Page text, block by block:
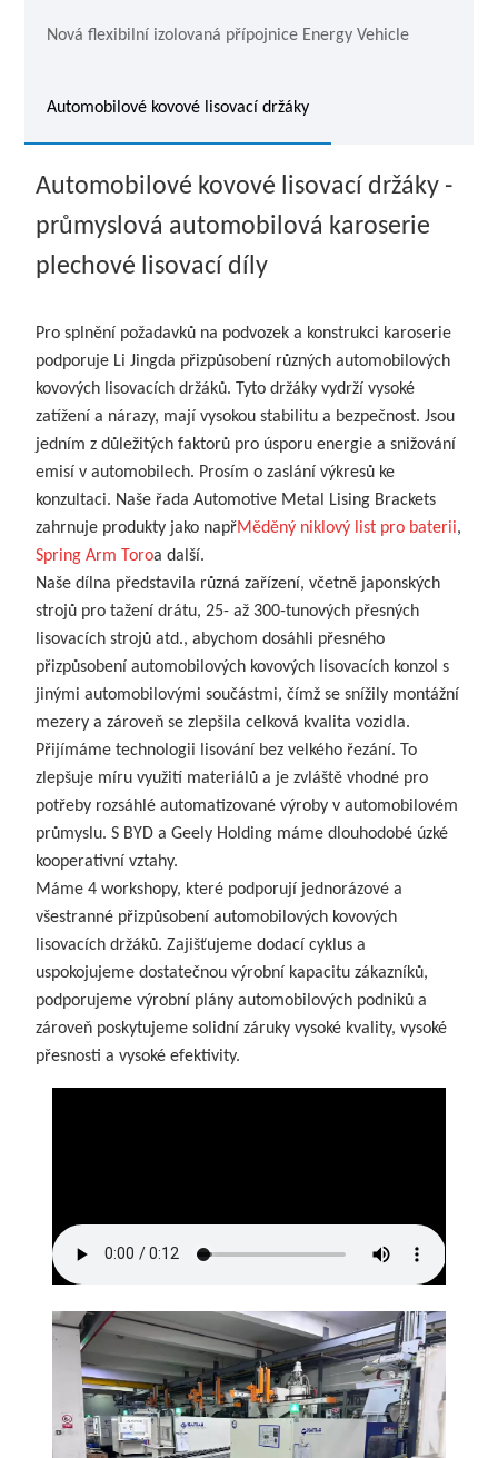
Nová flexibilní izolovaná přípojnice Energy Vehicle
Automobilové kovové lisovací držáky
Automobilové kovové lisovací držáky -
průmyslová automobilová karoserie
plechové lisovací díly
Pro splnění požadavků na podvozek a konstrukci karoserie
podporuje Li Jingda přizpůsobení různých automobilových
kovových lisovacích držáků. Tyto držáky vydrží vysoké
zatížení a nárazy, mají vysokou stabilitu a bezpečnost. Jsou
jedním z důležitých faktorů pro úsporu energie a snižování
emisí v automobilech. Prosím o zaslání výkresů ke
konzultaci. Naše řada Automotive Metal Lising Brackets
zahrnuje produkty jako napřMěděný niklový list pro baterii,
Spring Arm Toroa další.
Naše dílna představila různá zařízení, včetně japonských
strojů pro tažení drátu, 25- až 300-tunových přesných
lisovacích strojů atd., abychom dosáhli přesného
přizpůsobení automobilových kovových lisovacích konzol s
jinými automobilovými součástmi, čímž se snížily montážní
mezery a zároveň se zlepšila celková kvalita vozidla.
Přijímáme technologii lisování bez velkého řezání. To
zlepšuje míru využití materiálů a je zvláště vhodné pro
potřeby rozsáhlé automatizované výroby v automobilovém
průmyslu. S BYD a Geely Holding máme dlouhodobé úzké
kooperativní vztahy.
Máme 4 workshopy, které podporují jednorázové a
všestranné přizpůsobení automobilových kovových
lisovacích držáků. Zajišťujeme dodací cyklus a
uspokojujeme dostatečnou výrobní kapacitu zákazníků,
podporujeme výrobní plány automobilových podniků a
zároveň poskytujeme solidní záruky vysoké kvality, vysoké
přesnosti a vysoké efektivity.